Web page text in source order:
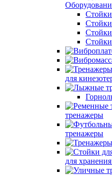
Стойки
Стойки
для
тренажеры
тренажеры
для